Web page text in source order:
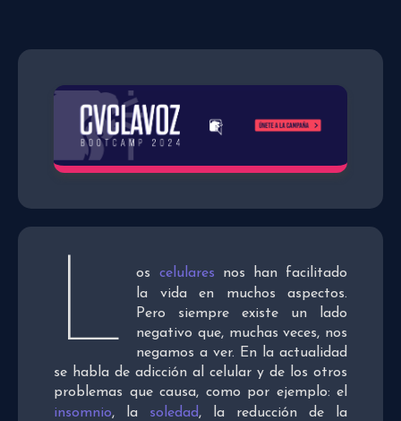
L os celulares nos han facilitado
la vida en muchos aspectos.
Pero siempre existe un lado
negativo que, muchas veces, nos
negamos a ver. En la actualidad
se habla de adicción al celular y de los otros
problemas que causa, como por ejemplo: el
insomnio, la soledad, la reducción de la